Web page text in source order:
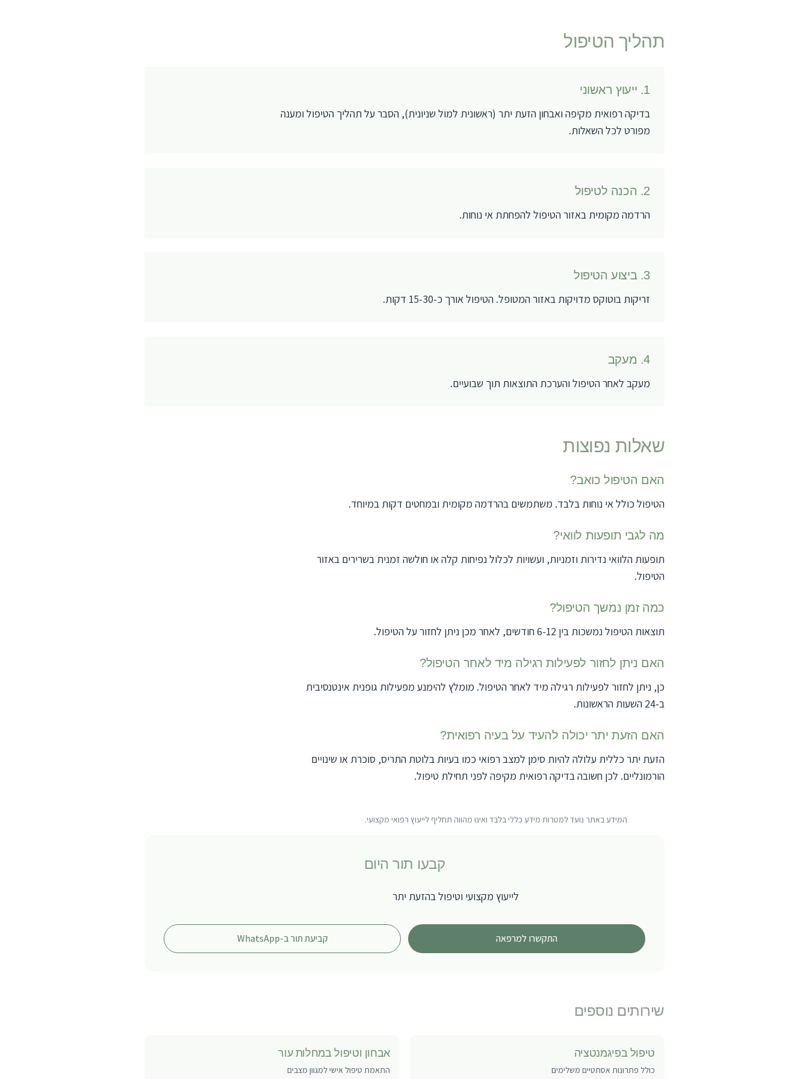
תהליך הטיפול
1
. ייעוץ ראשוני
בדיקה רפואית מקיפה ואבחון הזעת יתר (ראשונית למול שניונית), הסבר על תהליך הטיפול ומענה
מפורט לכל השאלות.
2
. הכנה לטיפול
הרדמה מקומית באזור הטיפול להפחתת אי נוחות.
3
.ביצוע הטיפול
זריקות בוטוקס מדויקות באזור המטופל. הטיפול אורך כ-15-30 דקות.
4
. מעקב
מעקב לאחר הטיפול והערכת התוצאות תוך שבועיים.
שאלות נפוצות
האם הטיפול כואב?
הטיפול כולל אי נוחות בלבד. משתמשים בהרדמה מקומית ובמחטים דקות במיוחד.
מה לגבי תופעות לוואי?
תופעות הלוואי נדירות וזמניות, ועשויות לכלול נפיחות קלה או חולשה זמנית בשרירים באזור
הטיפול.
כמה זמן נמשך הטיפול?
תוצאות הטיפול נמשכות בין 6-12 חודשים, לאחר מכן ניתן לחזור על הטיפול.
האם ניתן לחזור לפעילות רגילה מיד לאחר הטיפול?
כן, ניתן לחזור לפעילות רגילה מיד לאחר הטיפול. מומלץ להימנע מפעילות גופנית אינטנסיבית
ב-24 השעות הראשונות.
האם הזעת יתר יכולה להעיד על בעיה רפואית?
הזעת יתר כללית עלולה להיות סימן למצב רפואי כמו בעיות בלוטת התריס, סוכרת או שינויים
הורמונליים. לכן חשובה בדיקה רפואית מקיפה לפני תחילת טיפול.
המידע באתר נועד למטרות מידע כללי בלבד ואינו מהווה תחליף לייעוץ רפואי מקצועי.
קבעו תור היום
לייעוץ מקצועי וטיפול בהזעת יתר
התקשרו למרפאה קביעת תור ב-WhatsApp
שירותים נוספים
טיפול בפיגמנטציה
כולל פתרונות אסתטיים משלימים
אבחון וטיפול במחלות עור
התאמת טיפול אישי למגוון מצבים